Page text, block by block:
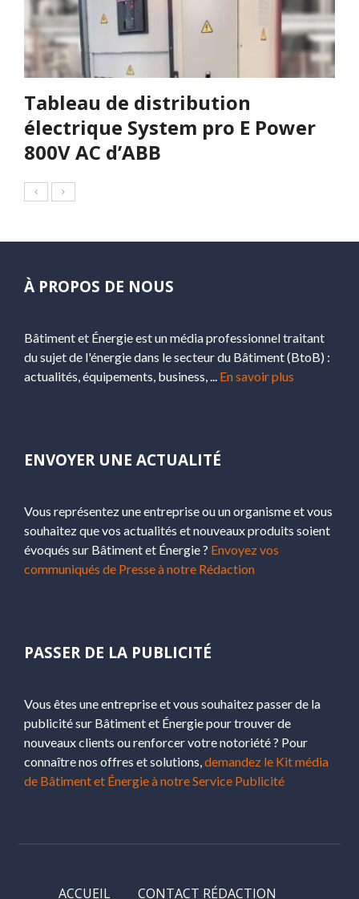
Tableau de distribution
électrique System pro E Power
800V AC d’ABB
À PROPOS DE NOUS
Bâtiment et Énergie est un média professionnel traitant
du sujet de l'énergie dans le secteur du Bâtiment (BtoB) :
actualités, équipements, business, ... En savoir plus
ENVOYER UNE ACTUALITÉ
Vous représentez une entreprise ou un organisme et vous
souhaitez que vos actualités et nouveaux produits soient
évoqués sur Bâtiment et Énergie ? Envoyez vos
communiqués de Presse à notre Rédaction
PASSER DE LA PUBLICITÉ
Vous êtes une entreprise et vous souhaitez passer de la
publicité sur Bâtiment et Énergie pour trouver de
nouveaux clients ou renforcer votre notoriété ? Pour
connaître nos offres et solutions,demandez le Kit média
de Bâtiment et Énergie à notre Service Publicité
ACCUEIL CONTACT RÉDACTION